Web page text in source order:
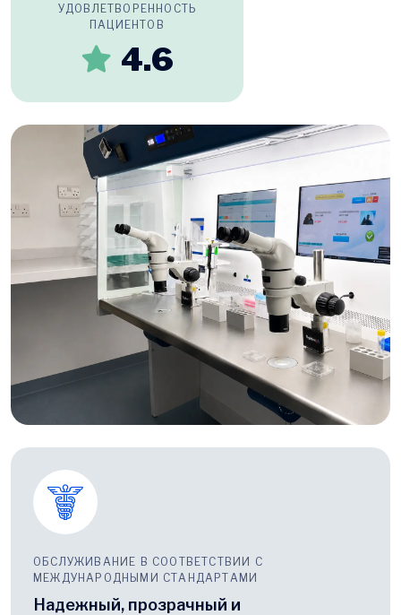
УДОВЛЕТВОРЕННОСТЬ
ПАЦИЕНТОВ
4.6
ОБСЛУЖИВАНИЕ В СООТВЕТСТВИИ С
МЕЖДУНАРОДНЫМИ СТАНДАРТАМИ
Надежный, прозрачный и